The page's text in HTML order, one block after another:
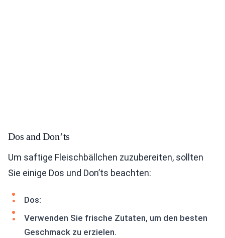
Dos and Don’ts
Um saftige Fleischbällchen zuzubereiten, sollten
Sie einige Dos und Don’ts beachten:
Dos:
Verwenden Sie frische Zutaten, um den besten
Geschmack zu erzielen.